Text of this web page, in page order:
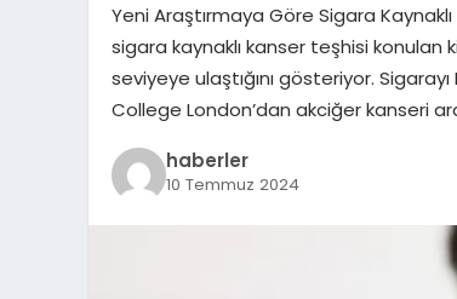
Yeni Araştırmaya Göre Sigara
sigara kaynaklı kanser teşhisi konulan
seviyeye ulaştığını gösteriyor.
College London’dan akciğer kanseri
haberler
10 Temmuz 2024